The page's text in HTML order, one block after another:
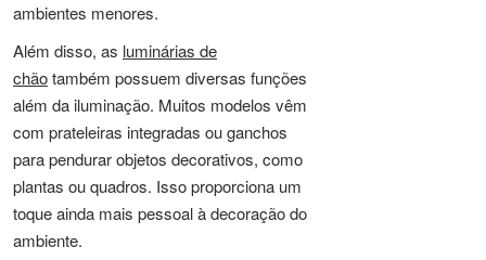
ambientes menores.
Além disso, as luminárias de
chãotambém possuem diversas funções
além da iluminação. Muitos modelos vêm
com prateleiras integradas ou ganchos
para pendurar objetos decorativos, como
plantas ou quadros. Isso proporciona um
toque ainda mais pessoal à decoração do
ambiente.